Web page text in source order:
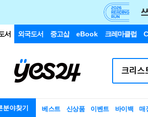
서 외국도서 중고샵 eBook 크레마클럽
분야찾기 베스트 신상품 이벤트 바이백 매